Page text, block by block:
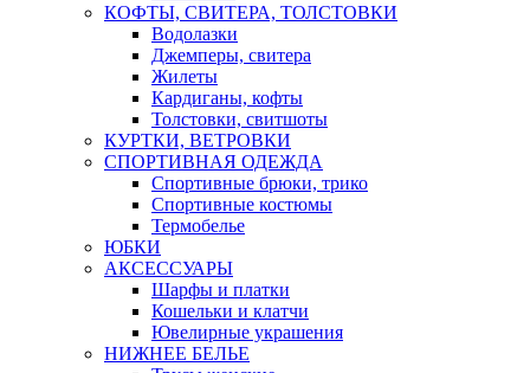
КОФТЫ, СВИТЕРА, ТОЛСТОВКИ
Водолазки
Джемперы, свитера
Жилеты
Кардиганы, кофты
Толстовки, свитшоты
КУРТКИ, ВЕТРОВКИ
СПОРТИВНАЯ ОДЕЖДА
Спортивные брюки, трико
Спортивные костюмы
Термобелье
ЮБКИ
AКСЕССУАРЫ
Шарфы и платки
Кошельки и клатчи
Ювелирные украшения
НИЖНЕЕ БЕЛЬЕ